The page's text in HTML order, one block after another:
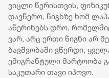
ვიცლი წერისთვის,
დავწერო, წიგნზე ხომ
აწერინებს დრო,
ვარ, არც ერთი წიგნი არ
ბავშვობაში ვწერდი,
ემიგრანტული მარტოობა
საკუთარი თავი იპოვო.